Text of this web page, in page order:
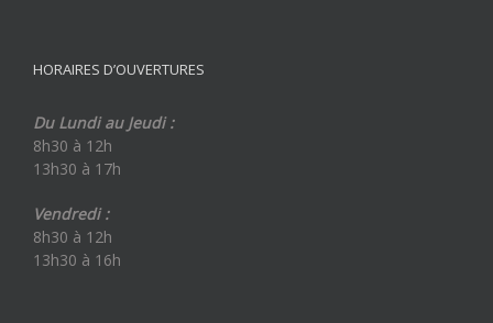
HORAIRES D’OUVERTURES
Du Lundi au Jeudi :
8h30 à 12h
13h30 à 17h
Vendredi :
8h30 à 12h
13h30 à 16h